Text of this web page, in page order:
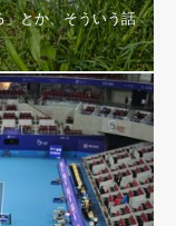
」とか、そういう話